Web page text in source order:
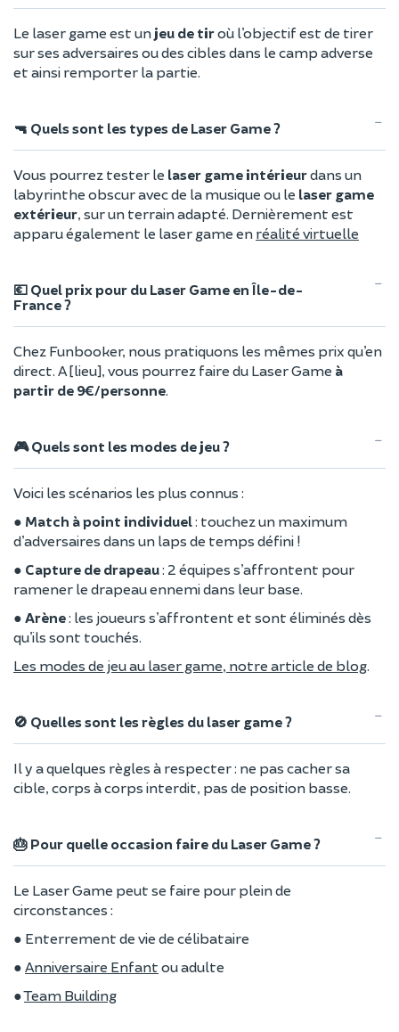
Le laser game est un jeu de tiroù l’objectif est de tirer
sur ses adversaires ou des cibles dans le camp adverse
et ainsi remporter la partie.
🔫 Quels sont les types de Laser Game ?
Vous pourrez tester le laser game intérieurdans un
labyrinthe obscur avec de la musique ou le laser game
extérieur, sur un terrain adapté. Dernièrement est
apparu également le laser game en réalité virtuelle
💶 Quel prix pour du Laser Game en Île-de-
France ?
Chez Funbooker, nous pratiquons les mêmes prix qu’en
direct. A [lieu], vous pourrez faire du Laser Game à
partir de 9€/personne.
🎮 Quels sont les modes de jeu ?
Voici les scénarios les plus connus :
● Match à point individuel: touchez un maximum
d’adversaires dans un laps de temps défini !
● Capture de drapeau: 2 équipes s’affrontent pour
ramener le drapeau ennemi dans leur base.
● Arène: les joueurs s’affrontent et sont éliminés dès
qu’ils sont touchés.
Les modes de jeu au laser game, notre article de blog.
🚫 Quelles sont les règles du laser game ?
Il y a quelques règles à respecter : ne pas cacher sa
cible, corps à corps interdit, pas de position basse.
🎂 Pour quelle occasion faire du Laser Game ?
Le Laser Game peut se faire pour plein de
circonstances :
● Enterrement de vie de célibataire
● Anniversaire Enfant ou adulte
●Team Building